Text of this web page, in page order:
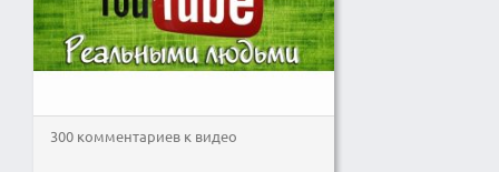
300 комментариев к видео